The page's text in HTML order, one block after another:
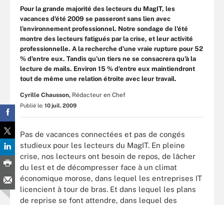
Pour la grande majorité des lecteurs du MagIT, les
vacances d'été 2009 se passeront sans lien avec
l'environnement professionnel. Notre sondage de l'été
montre des lecteurs fatigués par la crise, et leur activité
professionnelle. A la recherche d'une vraie rupture pour 52
% d'entre eux. Tandis qu'un tiers ne se consacrera qu'à la
lecture de mails. Environ 15 % d'entre eux maintiendront
tout de même une relation étroite avec leur travail.
Cyrille Chausson, Rédacteur en Chef
Publié le: 10 juil. 2009
Pas de vacances connectées et pas de congés
studieux pour les lecteurs du MagIT. En pleine
crise, nos lecteurs ont besoin de repos, de lâcher
du lest et de décompresser face à un climat
économique morose, dans lequel les entreprises IT
licencient à tour de bras. Et dans lequel les plans
de reprise se font attendre, dans lequel des